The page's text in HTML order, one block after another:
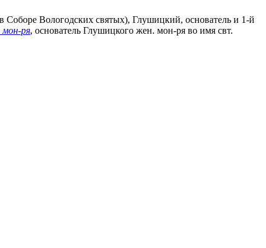
Вологодских святых), Глушицкий, основатель и 1-й
мон-ря, основатель Глушицкого жен. мон-ря во имя свт.